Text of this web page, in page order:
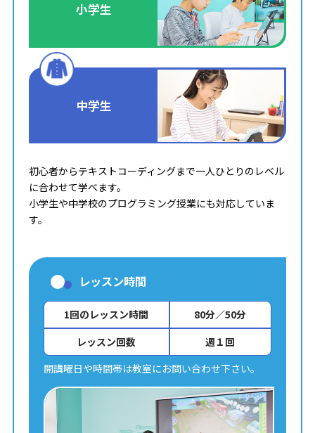
小学生
中学生
初心者からテキストコーディングまで一人ひとりのレベル
に合わせて学べます。
小学生や中学校のプログラミング授業にも対応していま
す。
レッスン時間
1回のレッスン時間
80分／50分
レッスン回数
週１回
開講曜日や時間帯は教室にお問い合わせ下さい。